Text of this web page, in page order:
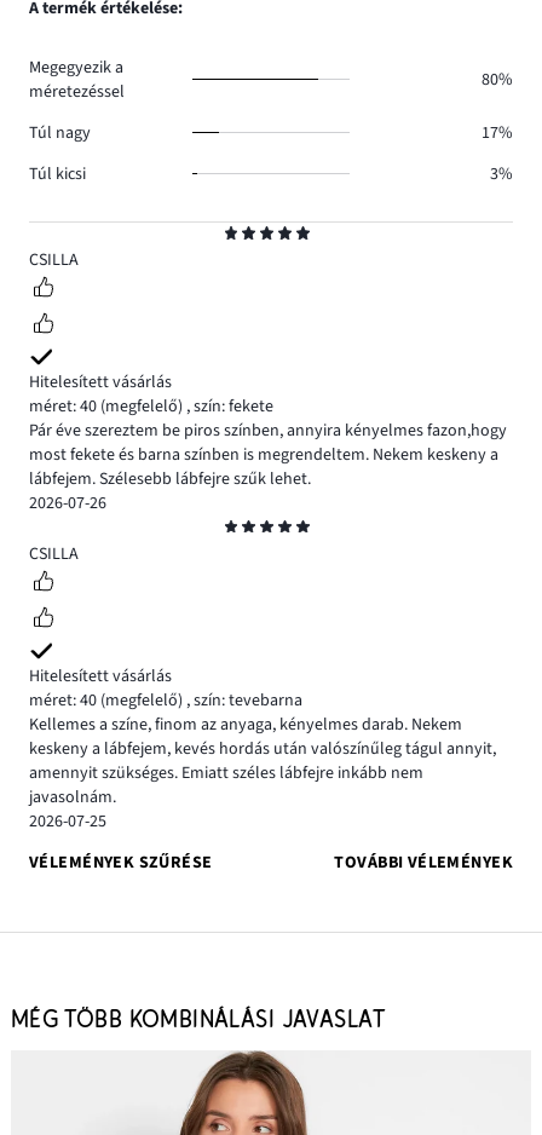
5
CSILLA
Hitelesített vásárlás
méret: 40 (megfelelő) ,szín: fekete
Pár éve szereztem be piros színben, annyira kényelmes fazon,hogy
most fekete és barna színben is megrendeltem. Nekem keskeny a
lábfejem. Szélesebb lábfejre szűk lehet.
2026-07-26
5
CSILLA
Hitelesített vásárlás
méret: 40 (megfelelő) ,szín: tevebarna
Kellemes a színe, finom az anyaga, kényelmes darab. Nekem
keskeny a lábfejem, kevés hordás után valószínűleg tágul annyit,
amennyit szükséges. Emiatt széles lábfejre inkább nem
javasolnám.
2026-07-25
VÉLEMÉNYEK SZŰRÉSE
TOVÁBBI VÉLEMÉNYEK
A termék értékelése:
Megegyezik a
méretezéssel
80%
Túl nagy
17%
Túl kicsi
3%
MÉG TÖBB KOMBINÁLÁSI JAVASLAT